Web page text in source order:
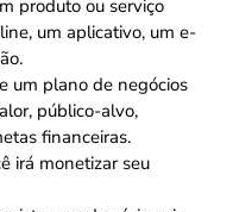
produto ou serviço
um aplicativo, um e-
um plano de negócios
público-alvo,
financeiras.
irá monetizar seu